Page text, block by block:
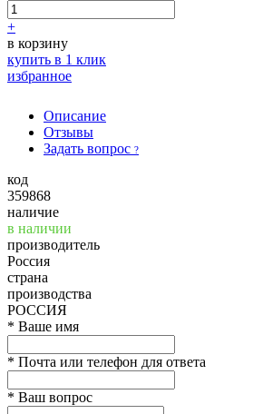
+
в корзину
купить в 1 клик
избранное
Описание
Отзывы
Задать вопрос ?
код
359868
наличие
в наличии
производитель
Россия
страна
производства
РОССИЯ
* Ваше имя
* Почта или телефон для ответа
* Ваш вопрос